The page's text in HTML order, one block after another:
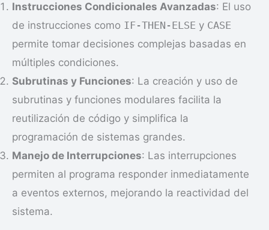
Instrucciones Condicionales Avanzadas: El uso
de instrucciones como IF-THEN-ELSE y CASE
permite tomar decisiones complejas basadas en
múltiples condiciones.
Subrutinas y Funciones: La creación y uso de
subrutinas y funciones modulares facilita la
reutilización de código y simplifica la
programación de sistemas grandes.
Manejo de Interrupciones: Las interrupciones
permiten al programa responder inmediatamente
a eventos externos, mejorando la reactividad del
sistema.